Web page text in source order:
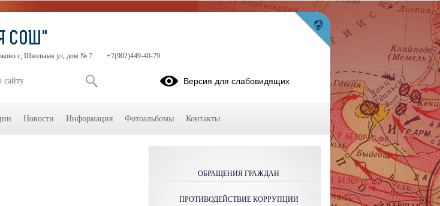
ОБРАЩЕНИЯ ГРАЖДАН
ПРОТИВОДЕЙСТВИЕ КОРРУПЦИИ
СОШ"
с, Школьная ул, дом № 7 +7(902)449-40-79
Версия для слабовидящих
Новости Информация Фотоальбомы Контакты